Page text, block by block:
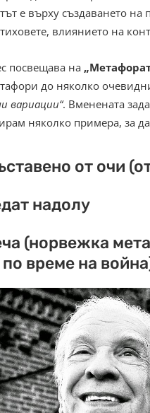
е върху създаването на
влиянието на
посвещава на
до няколко
вариации“. Вменената
няколко примера, за
от очи
надолу
(норвежка
по време на